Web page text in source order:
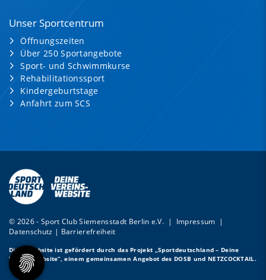
Unser Sportcentrum
Öffnungszeiten
Über 250 Sportangebote
Sport- und Schwimmkurse
Rehabilitationssport
Kindergeburtstage
Anfahrt zum SCS
© 2026 - Sport Club Siemensstadt Berlin e.V. | Impressum |
Datenschutz | Barrierefreiheit
Diese Website ist gefördert durch das Projekt „Sportdeutschland – Deine
Vereinswebsite”, einem gemeinsamen Angebot des DOSB und NETZCOCKTAIL.